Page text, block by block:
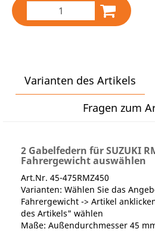
Varianten des Artikels
Fragen zum
2 Gabelfedern für SUZUKI
Fahrergewicht auswählen
Art.Nr. 45-475RMZ450
Varianten: Wählen Sie das
Fahrergewicht -> Artikel
des Artikels" wählen
Maße: Außendurchmesser 45